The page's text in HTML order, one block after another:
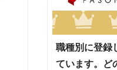
職種別に登録
ています。ど